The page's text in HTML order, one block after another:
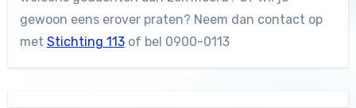
gewoon eens erover praten? Neem dan contact op
met Stichting 113of bel 0900-0113